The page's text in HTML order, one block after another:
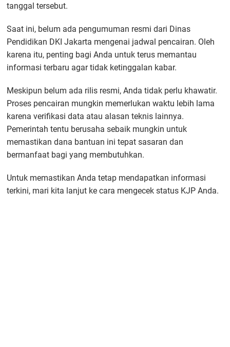
tanggal tersebut.
Saat ini, belum ada pengumuman resmi dari Dinas
Pendidikan DKI Jakarta mengenai jadwal pencairan. Oleh
karena itu, penting bagi Anda untuk terus memantau
informasi terbaru agar tidak ketinggalan kabar.
Meskipun belum ada rilis resmi, Anda tidak perlu khawatir.
Proses pencairan mungkin memerlukan waktu lebih lama
karena verifikasi data atau alasan teknis lainnya.
Pemerintah tentu berusaha sebaik mungkin untuk
memastikan dana bantuan ini tepat sasaran dan
bermanfaat bagi yang membutuhkan.
Untuk memastikan Anda tetap mendapatkan informasi
terkini, mari kita lanjut ke cara mengecek status KJP Anda.